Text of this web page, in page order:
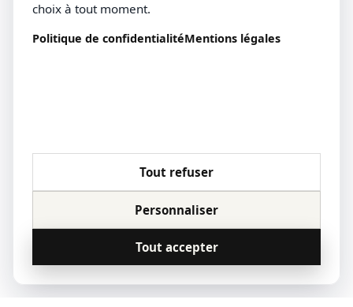
choix à tout moment.
Politique de confidentialitéMentions légales
Tout refuser
Personnaliser
Tout accepter